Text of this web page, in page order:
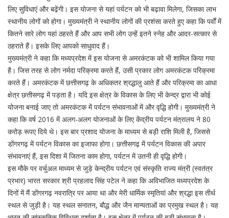
लिए सुविधाएं और बढ़ेंगी। इस योजना से यहां पर्यटन को भी बढ़ावा मिलेगा, जिसका लाभ
स्थानीय लोगों को होगा। मुख्यमंत्री ने स्थानीय लोगों की प्रशंसा करते हुए कहा कि पर्वों में
कितने सारे लोग यहां ठहरते हैं और आप सभी लोग उन्हें इतने स्नेह और आदर-सत्कार से
ठहराते हैं। इसके लिए आपको साधुवाद हैं।
मुख्यमंत्री ने कहा कि मध्यप्रदेश में इस योजना से अमरकंटक को भी शामिल किया गया
है। जिस तरह से लोग नर्मदा परिक्रमा करते हैं, उसी प्रकार लोग अमरकंटक परिक्रमा
करते हैं। अमरकंटक में छत्तीसगढ़ के अधिकतर श्रद्धालु आते हैं और परिक्रमा का आधा
क्षेत्र छत्तीसगढ़ में पड़ता है। यदि इस क्षेत्र के विकास के लिए भी केन्द्र द्वारा भी कोई
योजना बनाई जाए तो अमरकंटक में पर्यटन संभावनाओं में और वृद्धि होगी। मुख्यमंत्री ने
कहा कि वर्ष 2016 में अलग-अलग योजनाओं के लिए केंद्रीय पर्यटन मंत्रालय ने 80
करोड़ रूपए दिये थे। इस बार प्रशाद योजना के माध्यम से बड़ी राशि मिली है, जिससे
डोंगरगढ़ में पर्यटन विकास का इजाफा होगा। छत्तीसगढ़ में पर्यटन विकास की अपार
संभावनाएं हैं, इस दिशा में जितना काम होगा, पर्यटन में उतनी ही वृद्धि होगी।
इस मौके पर वर्चुअल माध्यम से जुड़े केन्द्रीय पर्यटन एवं संस्कृति राज्य मंत्री (स्वतंत्र
प्रभार) भारत सरकार श्री प्रहलाद सिंह पटेल ने कहा कि अविभाजित मध्यप्रदेश के
दिनों में मैं डोंगरगढ़ नवरात्रि पर आया था और मेरी धार्मिक स्मृतियां और श्रद्धा इस तीर्थ
स्थल से जुड़ी है। यह स्थल सनातन, बौद्ध और जैन मान्यताओं का प्रमुख स्थल है। यह